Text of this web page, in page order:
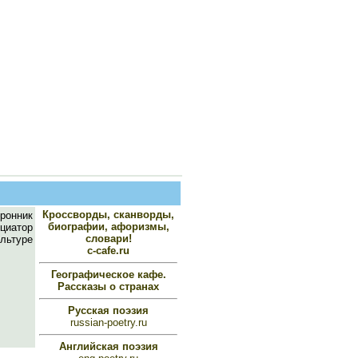
Кроссворды, сканворды,
биографии, афоризмы,
словари!
c-cafe.ru
Географическое кафе.
Рассказы о странах
Русская поэзия
russian-poetry.ru
Английская поэзия